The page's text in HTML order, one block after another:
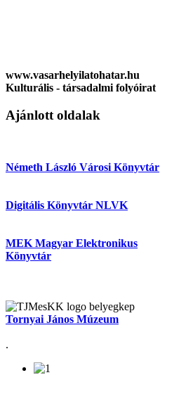
www.vasarhelyilatohatar.hu
Kulturális - társadalmi folyóirat
Ajánlott oldalak
Németh László Városi Könyvtár
Digitális Könyvtár NLVK
MEK Magyar Elektronikus
Könyvtár
Tornyai János Múzeum
.